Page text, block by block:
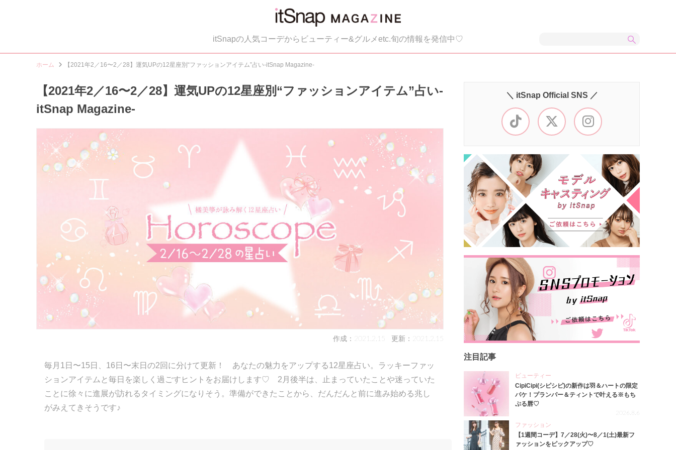
itSnapの人気コーデからビューティー&グルメetc.旬の情報を発信中♡
ホーム 【2021年2／16〜2／28】運気UPの12星座別“ファッションアイテム”占い-itSnap Magazine-
【2021年2／16〜2／28】運気UPの12星座別“ファッションアイテム”占い-
itSnap Magazine-
作成：2021.2.15 更新：2021.2.15
毎月1日〜15日、16日〜末日の2回に分けて更新！ あなたの魅力をアップする12星座占い。ラッキーファッ
ションアイテムと毎日を楽しく過ごすヒントをお届けします♡ 2月後半は、止まっていたことや迷っていた
ことに徐々に進展が訪れるタイミングになりそう。準備ができたことから、だんだんと前に進み始める兆し
がみえてきそうです♪
＼ itSnap Official SNS ／
注目記事
ビューティー
CipiCipi(シピシピ)の新作は羽＆ハートの限定
パケ！プランパー＆ティントで叶える※もち
ぷる唇♡
2026.8.6
ファッション
【1週間コーデ】7／28(火)〜8／1(土)最新フ
ァッションをピックアップ♡